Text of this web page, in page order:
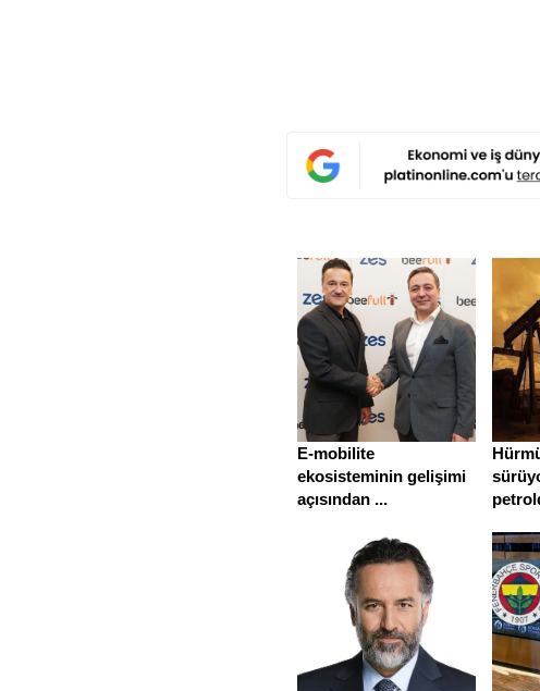
E-mobilite
ekosisteminin gelişimi
açısından ...